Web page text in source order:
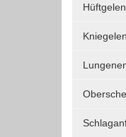
diesen
YouTube
Vimeo